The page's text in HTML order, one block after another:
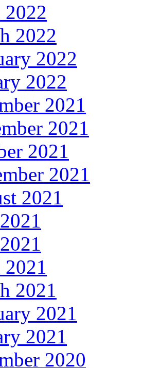
2022
2022
2022
2021
2021
2021
2021
2021
2021
2021
2021
2020